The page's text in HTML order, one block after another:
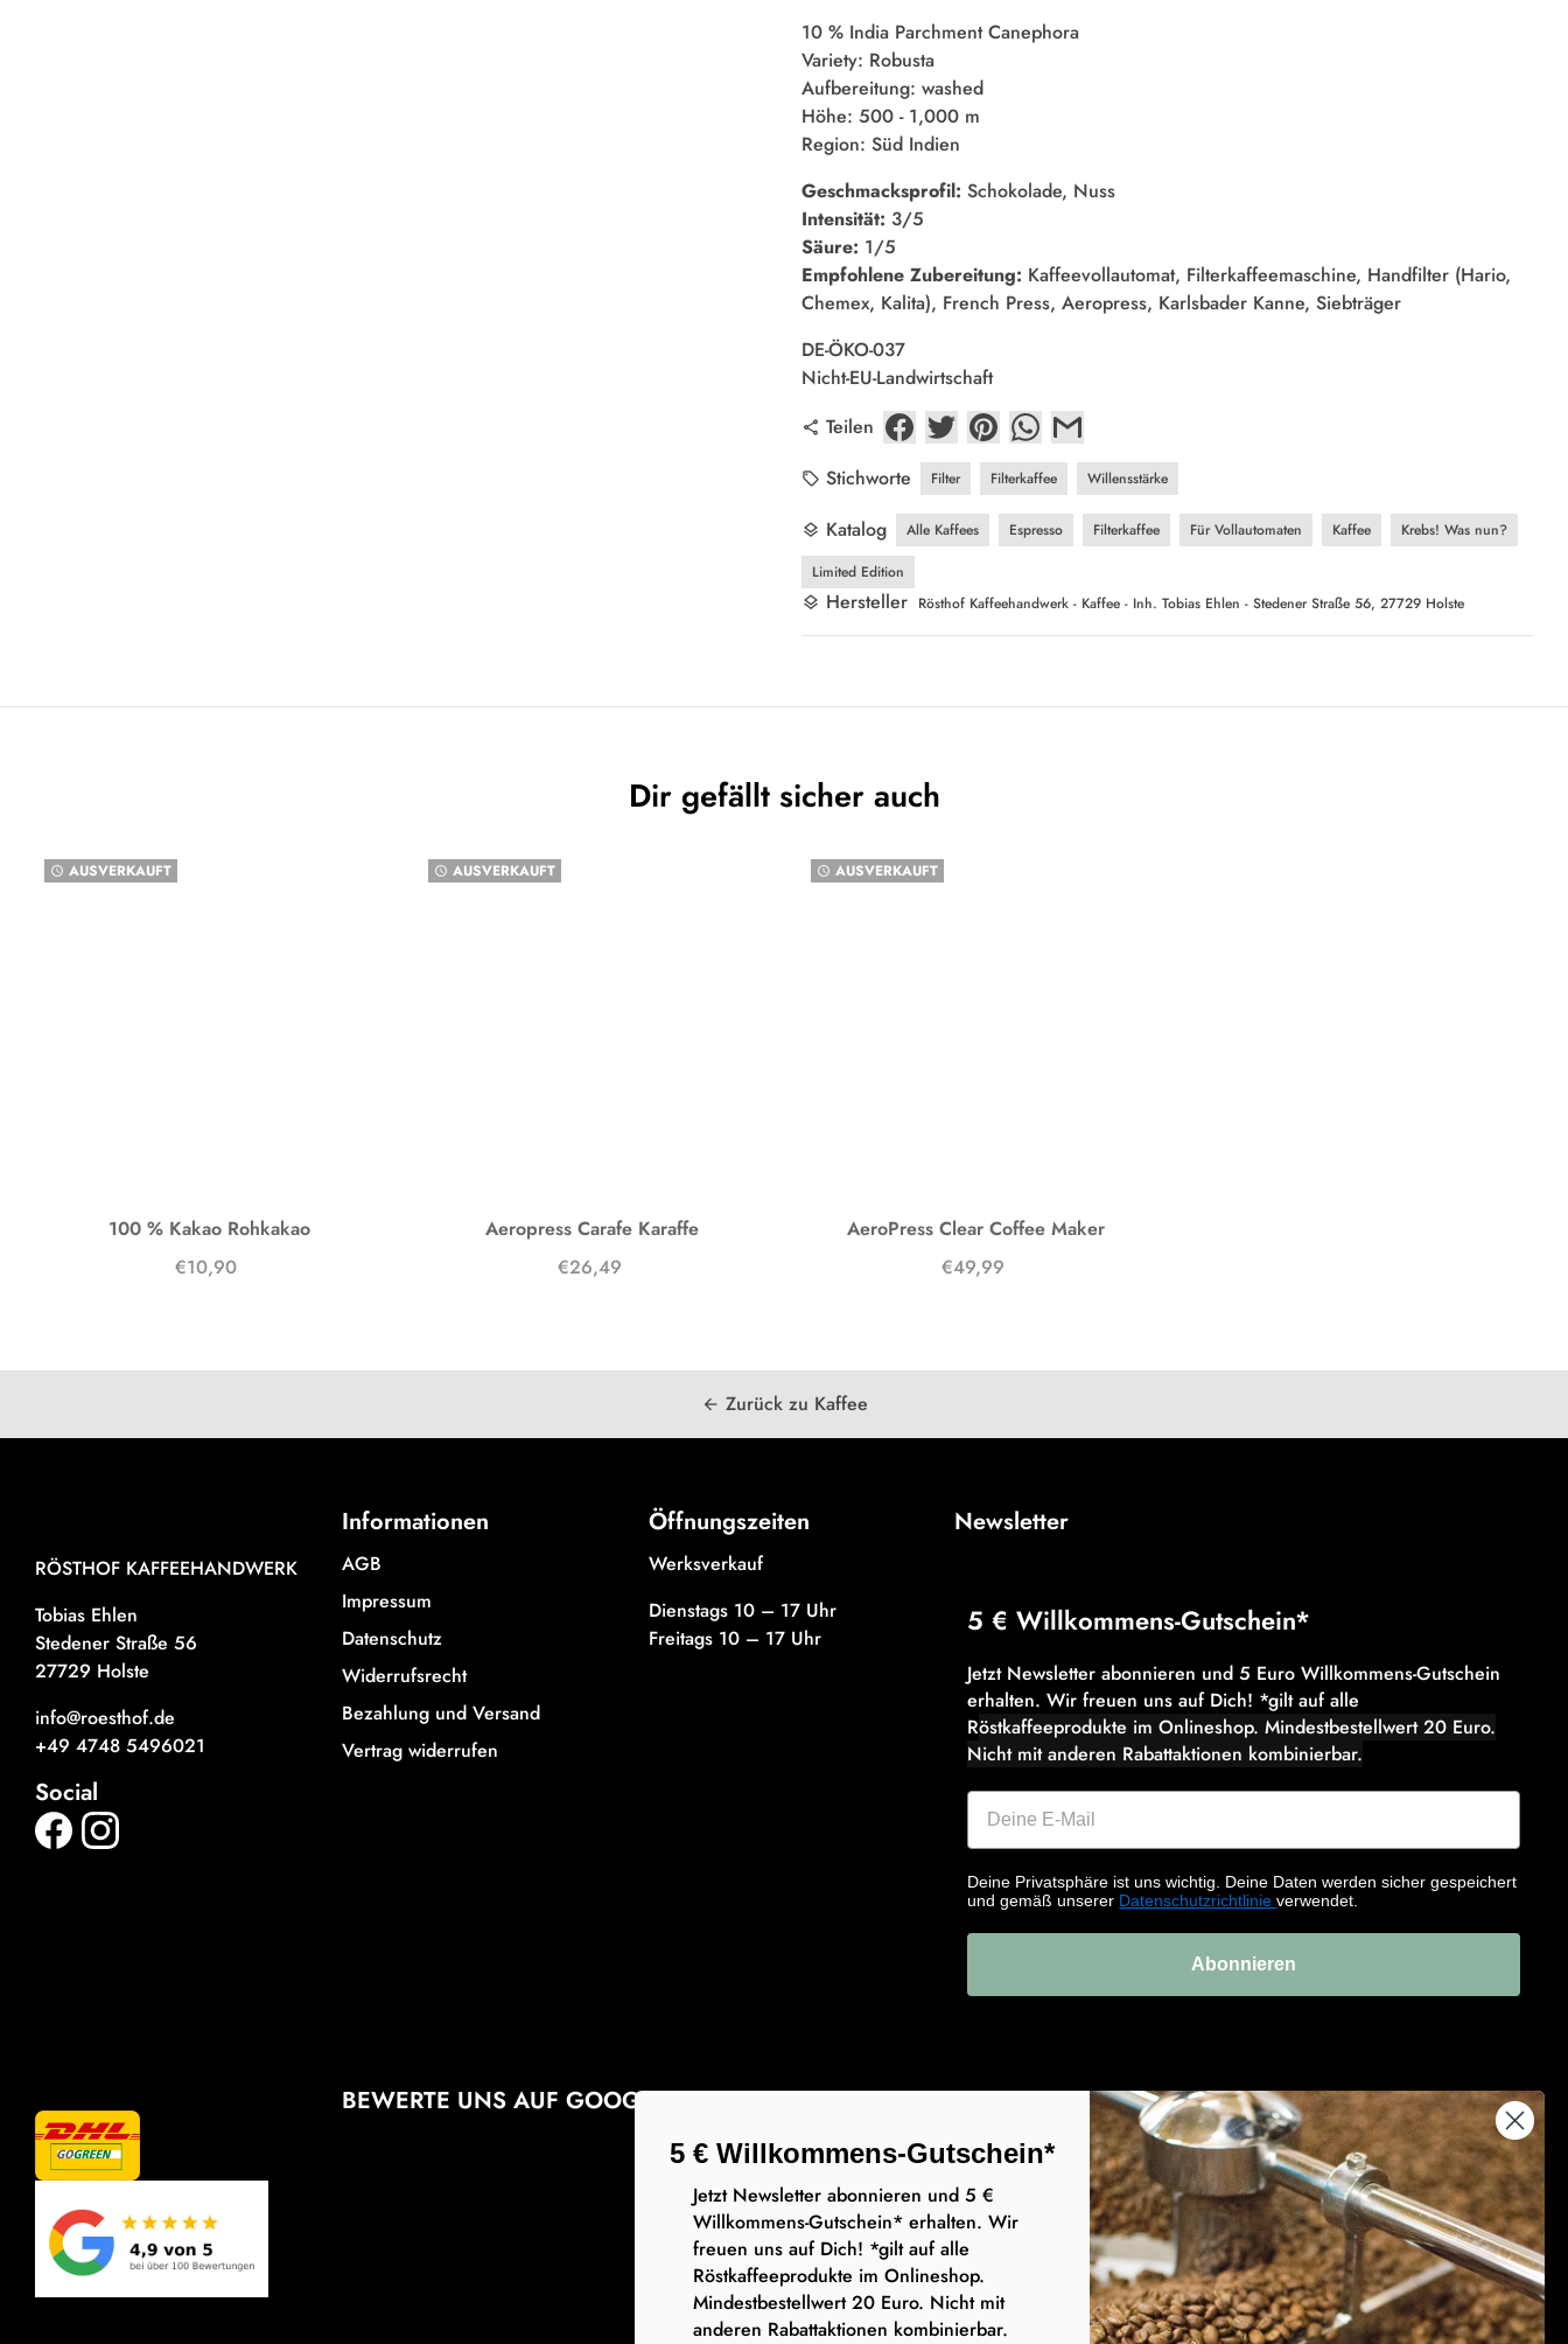
10 % India Parchment Canephora
Variety: Robusta
Aufbereitung: washed
Höhe: 500 - 1,000 m
Region: Süd Indien
Geschmacksprofil: Schokolade, Nuss
Intensität: 3/5
Säure: 1/5
Empfohlene Zubereitung: Kaffeevollautomat, Filterkaffeemaschine, Handfilter (Hario,
Chemex, Kalita), French Press, Aeropress, Karlsbader Kanne, Siebträger
DE-ÖKO-037
Nicht-EU-Landwirtschaft
share Teilen
local_offer Stichworte Filter Filterkaffee Willensstärke
layers Katalog Alle Kaffees Espresso Filterkaffee Für Vollautomaten Kaffee
Krebs! Was nun?
Limited Edition
layers Hersteller Rösthof Kaffeehandwerk - Kaffee - Inh. Tobias Ehlen - Stedener Straße 56, 27729 Holste
Dir gefällt sicher auch
watch_later AUSVERKAUFT
100 % Kakao Rohkakao
€10,90
watch_later AUSVERKAUFT
Aeropress Carafe Karaffe
€26,49
watch_later AUSVERKAUFT
AeroPress Clear Coffee Maker
€49,99
arrow_back Zurück zu Kaffee
RÖSTHOF KAFFEEHANDWERK
Tobias Ehlen
Stedener Straße 56
27729 Holste
info@roesthof.de
+49 4748 5496021
Social
Informationen
AGB
Impressum
Datenschutz
Widerrufsrecht
Bezahlung und Versand
Vertrag widerrufen
Öffnungszeiten
Werksverkauf
Dienstags 10 – 17 Uhr
Freitags 10 – 17 Uhr
Newsletter
5 € Willkommens-Gutschein*
Jetzt Newsletter abonnieren und 5 Euro Willkommens-Gutschein
erhalten. Wir freuen uns auf Dich! *gilt auf alle
Röstkaffeeprodukte im Onlineshop. Mindestbestellwert 20 Euro.
Nicht mit anderen Rabattaktionen kombinierbar.
Deine Privatsphäre ist uns wichtig. Deine Daten werden sicher gespeichert
und gemäß unserer Datenschutzrichtlinieverwendet.
Abonnieren
BEWERTE UNS AUF GOOGLE
5 € Willkommens-Gutschein*
Jetzt Newsletter abonnieren und 5 €
Willkommens-Gutschein* erhalten. Wir
freuen uns auf Dich! *gilt auf alle
Röstkaffeeprodukte im Onlineshop.
Mindestbestellwert 20 Euro. Nicht mit
anderen Rabattaktionen kombinierbar.